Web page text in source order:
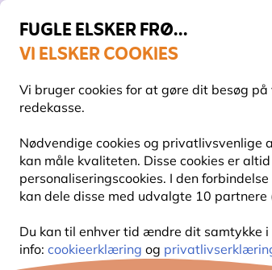
FUGLE ELSKER FRØ...
VI ELSKER COOKIES
Vi bruger cookies for at gøre dit besøg
redekasse.
Nødvendige cookies og privatlivsvenlige
kan måle kvaliteten. Disse cookies er
personaliseringscookies. I den
kan dele disse med udvalgte 10 partnere
Du kan til enhver tid ændre dit samtykke
info: cookieerklæring og
Fri fragt over 499 kr.
FUGLEFODER FUGLEFODERHUSE
10% RABAT